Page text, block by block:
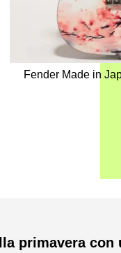
Fender Made in
primavera con